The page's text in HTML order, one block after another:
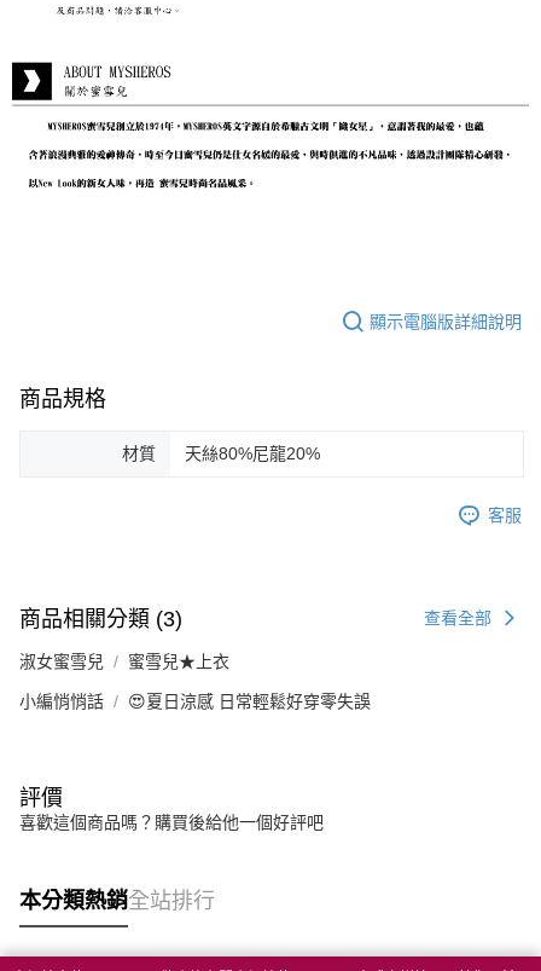
顯示電腦版詳細說明
商品規格
材質 天絲80%尼龍20%
客服
商品相關分類 (3) 查看全部
淑女蜜雪兒 蜜雪兒★上衣
小編悄悄話 😍夏日涼感 日常輕鬆好穿零失誤
評價
喜歡這個商品嗎？購買後給他一個好評吧
本分類熱銷全站排行